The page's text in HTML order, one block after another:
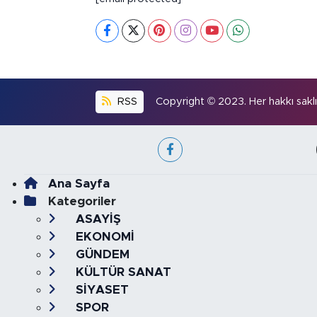
RSS Copyright © 2023. Her hakkı
Ana Sayfa
Kategoriler
ASAYİŞ
EKONOMİ
GÜNDEM
KÜLTÜR SANAT
SİYASET
SPOR